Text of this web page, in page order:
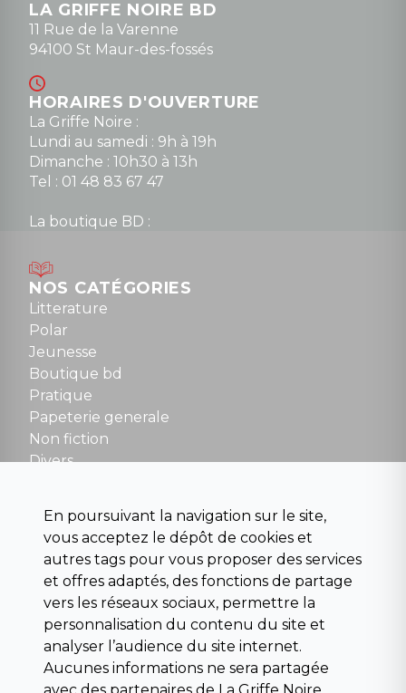
LA GRIFFE NOIRE BD
11 Rue de la Varenne
94100 St Maur-des-fossés
HORAIRES D'OUVERTURE
La Griffe Noire :
Lundi au samedi : 9h à 19h
Dimanche : 10h30 à 13h
Tel : 01 48 83 67 47
La boutique BD :
Mardi au samedi : 10h à 13h / 14h à 19h
Dimanche : 10h30 à 12h30
Tel : 01 48 89 13 88
Fermé le dimanche en Juillet et Août
NOUS CONTACTER
contact@la-griffe-noire.com
NOS CATÉGORIES
Litterature
Polar
Jeunesse
Boutique bd
Pratique
Papeterie generale
Non fiction
Divers
Para scolaire
Histoire
Pochoteque
Pleiade
INFORMATIONS
En poursuivant la navigation sur le site,
vous acceptez le dépôt de cookies et
autres tags pour vous proposer des services
et offres adaptés, des fonctions de partage
vers les réseaux sociaux, permettre la
personnalisation du contenu du site et
analyser l’audience du site internet.
Aucunes informations ne sera partagée